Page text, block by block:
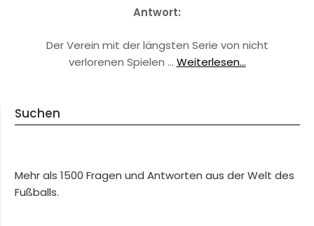
Antwort:
Der Verein mit der längsten Serie von nicht
verlorenen Spielen … Weiterlesen...
Suchen
Mehr als 1500 Fragen und Antworten aus der Welt des
Fußballs.